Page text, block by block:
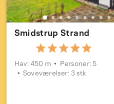
Smidstrup Strand
Hav: 450 m
Personer: 5
Soveværelser: 3 stk